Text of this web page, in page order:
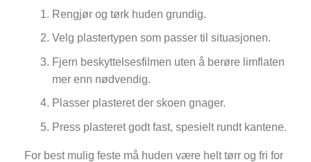
Rengjør og tørk huden grundig.
Velg plastertypen som passer til situasjonen.
Fjern beskyttelsesfilmen uten å berøre limflaten
mer enn nødvendig.
Plasser plasteret der skoen gnager.
Press plasteret godt fast, spesielt rundt kantene.
For best mulig feste må huden være helt tørr og fri for